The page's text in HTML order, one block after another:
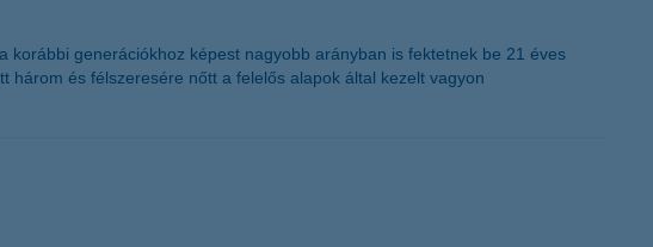
K&H e-kártyafelület
generációkhoz képest nagyobb arányban is fektetnek be 21 éves
három és félszeresére nőtt a felelős alapok által kezelt vagyon